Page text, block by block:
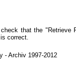
that the "Retrieve
correct.
- Archiv 1997-2012